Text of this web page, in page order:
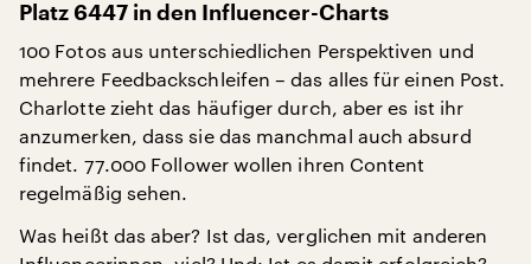
Platz 6447 in den Influencer-Charts
100 Fotos aus unterschiedlichen Perspektiven und
mehrere Feedbackschleifen – das alles für einen Post.
Charlotte zieht das häufiger durch, aber es ist ihr
anzumerken, dass sie das manchmal auch absurd
findet. 77.000 Follower wollen ihren Content
regelmäßig sehen.
Was heißt das aber? Ist das, verglichen mit anderen